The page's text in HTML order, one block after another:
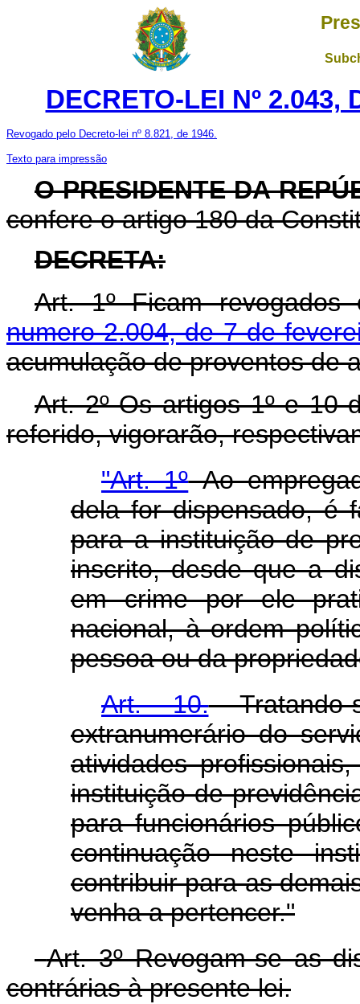
DECRETO-LEI Nº 2.043,
Revogado pelo Decreto-lei nº 8.821, de 1946.
Texto para impressão
O PRESIDENTE DA
confere o artigo 180 da
DECRETA:
Art. 1º Ficam
numero 2.004, de 7 de
acumulação de proventos de
Art. 2º Os artigos 1º e 10
referido, vigorarão,
"Art. 1ºAo
dela for dispensado, é
para a instituição de
inscrito, desde que a
em crime por ele
nacional, à ordem
pessoa ou da
Art. 10.
extranumerário do
atividades
instituição de
para funcionários
continuação neste
contribuir para as
venha a pertencer."
Art. 3º Revogam-se as
contrárias à presente lei.